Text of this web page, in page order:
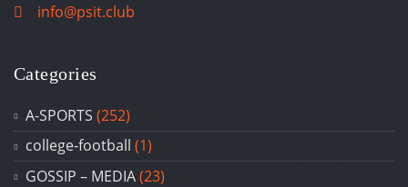
info@psit.club
Categories
A-SPORTS (252)
college-football (1)
GOSSIP – ΜΕDIA(23)